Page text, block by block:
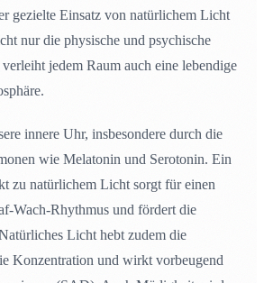
gezielte Einsatz von natürlichem Licht
nur die physische und psychische
jedem Raum auch eine lebendige
innere Uhr, insbesondere durch die
wie Melatonin und Serotonin. Ein
zu natürlichem Licht sorgt für einen
Wach-Rhythmus und fördert die
Licht hebt zudem die
Konzentration und wirkt vorbeugend